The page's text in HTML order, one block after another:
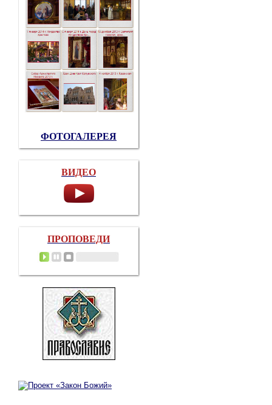
ФОТОГАЛЕРЕЯ
ВИДЕО
ПРОПОВЕДИ